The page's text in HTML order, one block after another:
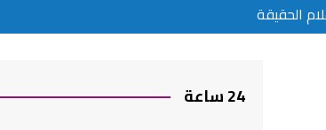
الحقيقة
24 ساعة